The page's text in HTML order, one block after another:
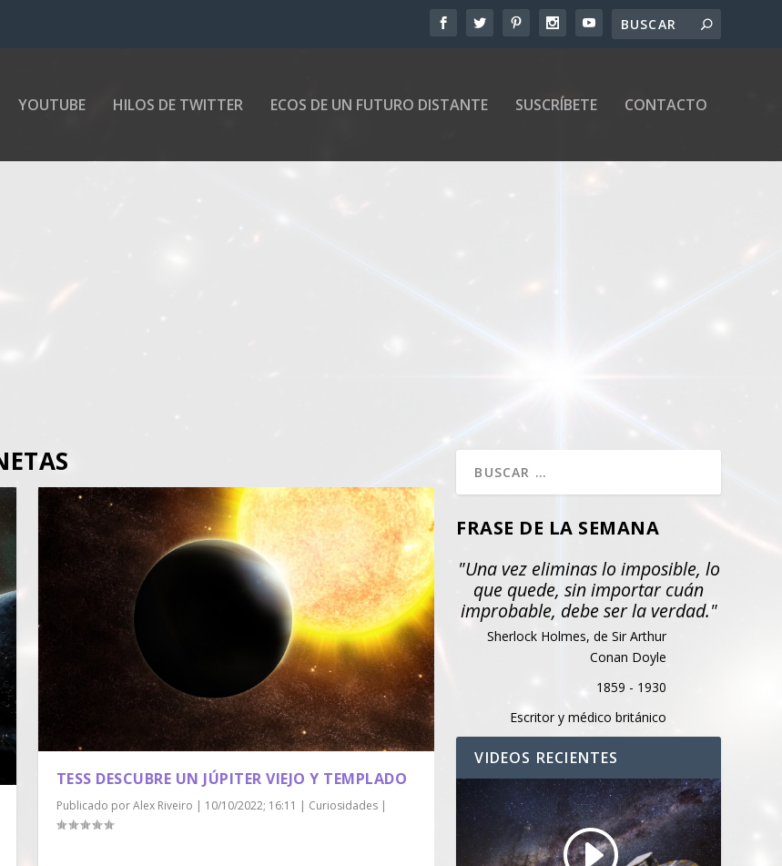
YOUTUBE HILOS DE TWITTER ECOS DE UN FUTURO DISTANTE SUSCRÍBETE CONTACTO
TESS DESCUBRE UN JÚPITER VIEJO Y TEMPLADO
Publicado porAlex Riveiro | 10/10/2022; 16:11 | Curiosidades|
FRASE DE LA SEMANA
"Una vez eliminas lo imposible, lo
que quede, sin importar cuán
improbable, debe ser la verdad."
Sherlock Holmes, de Sir Arthur
Conan Doyle
1859 - 1930
Escritor y médico británico
VIDEOS RECIENTES